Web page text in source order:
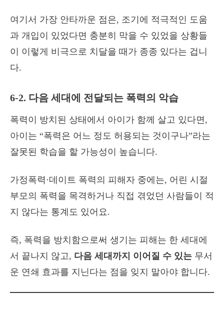
여기서 가장 안타까운 점은, 조기에 적극적인 도움
과 개입이 있었다면 충분히 막을 수 있었을 상황들
이 이렇게 비극으로 치달을 때가 종종 있다는 겁니
다.
6-2. 다음 세대에 전달되는 폭력의 악습
폭력이 방치된 상태에서 아이가 함께 살고 있다면,
아이는 “폭력은 어느 정도 허용되는 것이구나”라는
잘못된 학습을 할 가능성이 높습니다.
가정폭력·데이트 폭력의 피해자 중에는, 어린 시절
부모의 폭력을 목격하거나 직접 겪었던 사람들이 적
지 않다는 통계도 있어요.
즉, 폭력을 방치함으로써 생기는 피해는 한 세대에
서 끝나지 않고, 다음 세대까지 이어질 수 있는 무서
운 연쇄 효과를 지닌다는 점을 잊지 말아야 합니다.